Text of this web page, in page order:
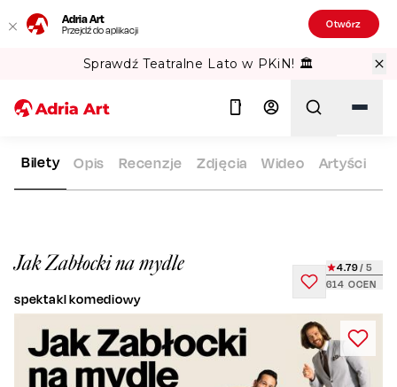
Adria Art
Przejdź do aplikacji Otwórz
Sprawdź Teatralne Lato w PKiN! 🏛️
ADRIA ART REPERTUAR JAK ZABŁOCKI NA MYDLE
Jak Zabłocki na mydle
spektakl komediowy
614 OCEN
4.79/ 5
Bilety Opis Recenzje Zdjęcia Wideo Artyści